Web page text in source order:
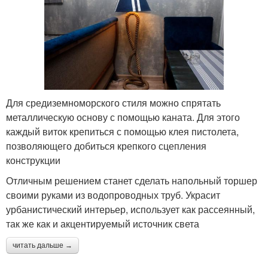
Для средиземноморского стиля можно спрятать
металлическую основу с помощью каната. Для этого
каждый виток крепиться с помощью клея пистолета,
позволяющего добиться крепкого сцепления
конструкции
Отличным решением станет сделать напольный торшер
своими руками из водопроводных труб. Украсит
урбанистический интерьер, использует как рассеянный,
так же как и акцентируемый источник света
читать дальше →